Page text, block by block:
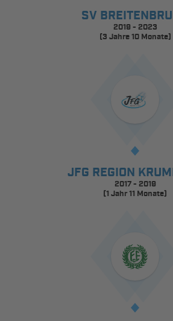
SV
2019 - 2023
(3 Jahre 10 Monate)
JFG REGION
2017 - 2019
(1 Jahr 11 Monate)